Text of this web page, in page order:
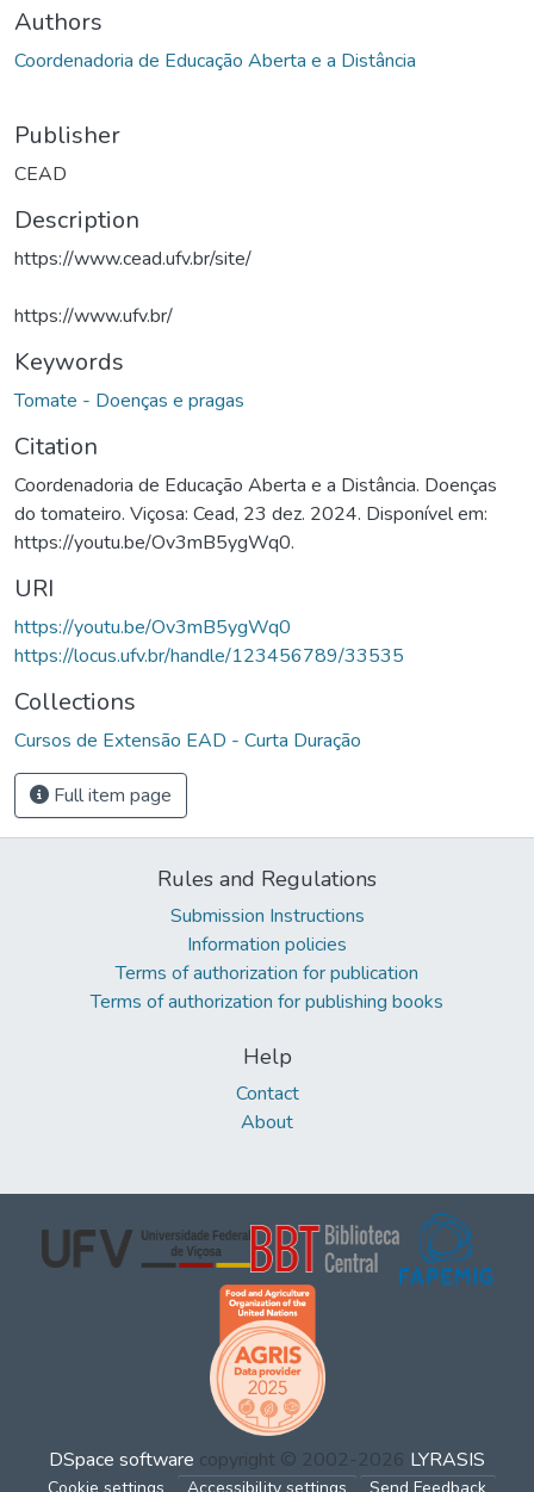
Authors
Coordenadoria de Educação Aberta e a Distância
Publisher
CEAD
Description
https://www.cead.ufv.br/site/
https://www.ufv.br/
Keywords
Tomate - Doenças e pragas
Citation
Coordenadoria de Educação Aberta e a Distância. Doenças
do tomateiro. Viçosa: Cead, 23 dez. 2024. Disponível em:
https://youtu.be/Ov3mB5ygWq0.
URI
https://youtu.be/Ov3mB5ygWq0
https://locus.ufv.br/handle/123456789/33535
Collections
Cursos de Extensão EAD - Curta Duração
Full item page
Rules and Regulations
Submission Instructions
Information policies
Terms of authorization for publication
Terms of authorization for publishing books
Help
Contact
About
DSpace software copyright © 2002-2026 LYRASIS
Cookie settings Accessibility settings Send Feedback